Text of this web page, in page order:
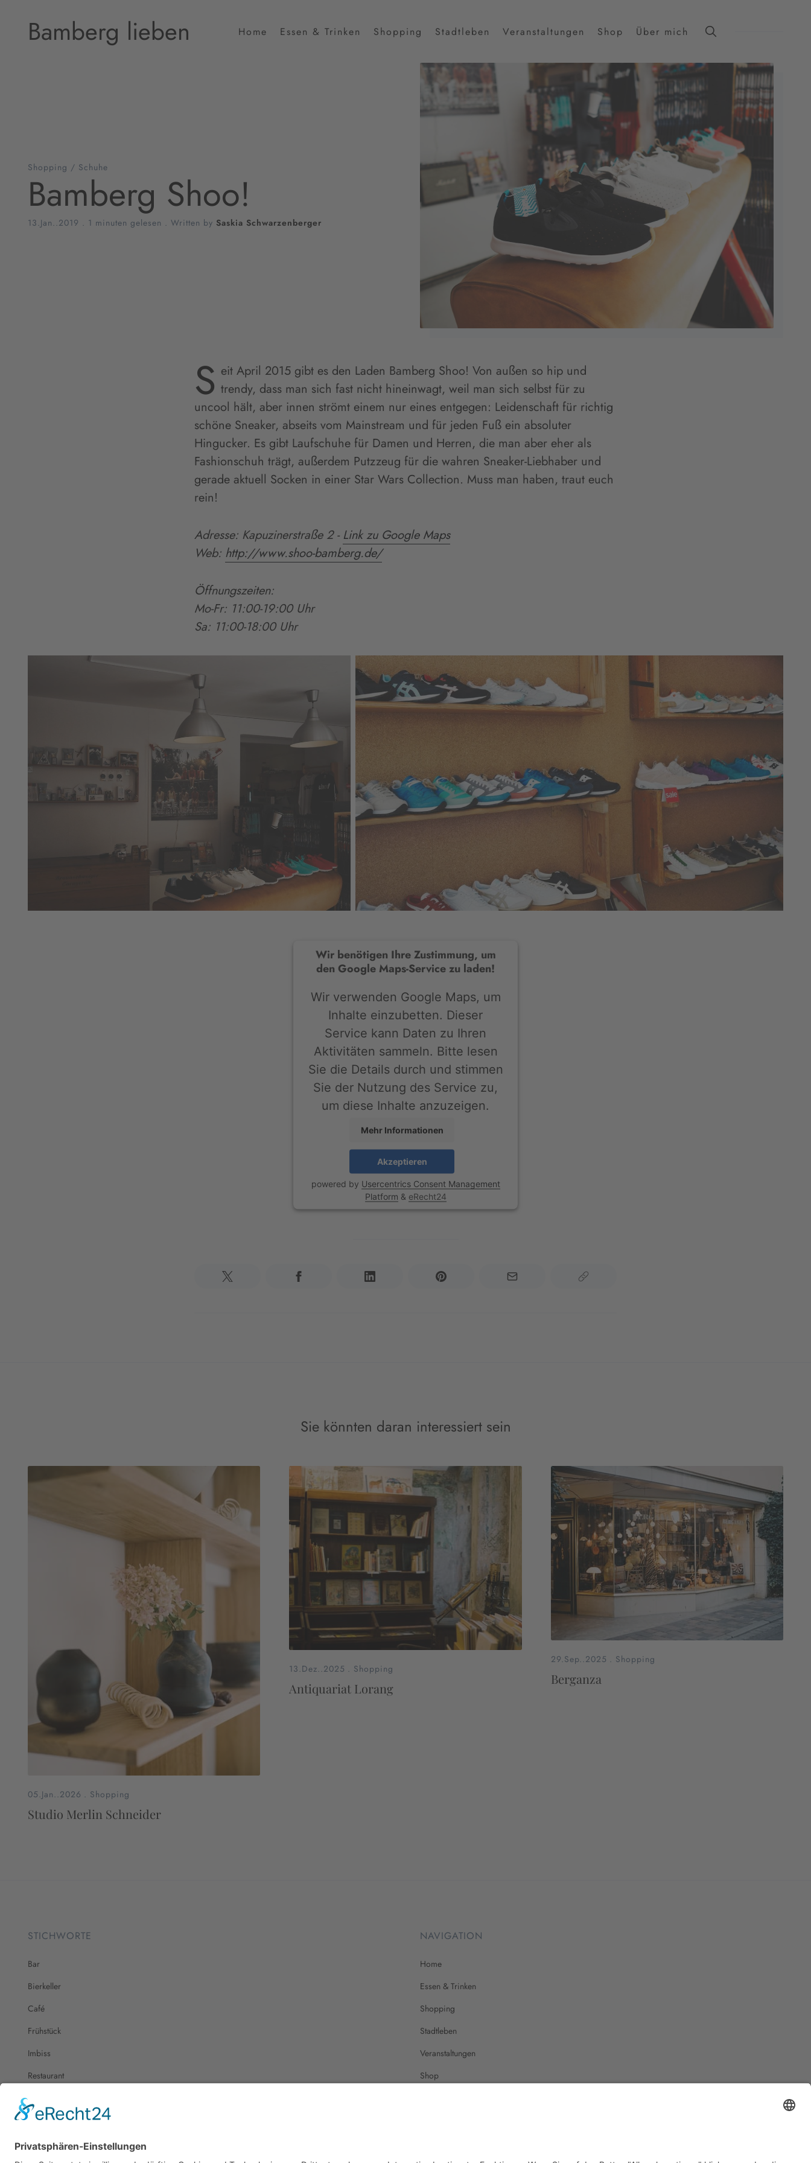
Bamberg lieben Home Essen & Trinken Shopping Stadtleben Veranstaltungen Shop Über mich
Shopping / Schuhe
Bamberg Shoo!
13.Jan..2019 . 1 minuten gelesen . Written by Saskia Schwarzenberger
S eit April 2015 gibt es den Laden Bamberg Shoo! Von außen so hip und
trendy, dass man sich fast nicht hineinwagt, weil man sich selbst für zu
uncool hält, aber innen strömt einem nur eines entgegen: Leidenschaft für richtig
schöne Sneaker, abseits vom Mainstream und für jeden Fuß ein absoluter
Hingucker. Es gibt Laufschuhe für Damen und Herren, die man aber eher als
Fashionschuh trägt, außerdem Putzzeug für die wahren Sneaker-Liebhaber und
gerade aktuell Socken in einer Star Wars Collection. Muss man haben, traut euch
rein!
Adresse: Kapuzinerstraße 2- Link zu Google Maps
Web: http://www.shoo-bamberg.de/
Öffnungszeiten:
Mo-Fr: 11:00-19:00 Uhr
Sa: 11:00-18:00 Uhr
Wir benötigen Ihre Zustimmung, um
den Google Maps-Service zu laden!
Wir verwenden Google Maps, um
Inhalte einzubetten. Dieser
Service kann Daten zu Ihren
Aktivitäten sammeln. Bitte lesen
Sie die Details durch und stimmen
Sie der Nutzung des Service zu,
um diese Inhalte anzuzeigen.
Mehr Informationen
Akzeptieren
powered by Usercentrics Consent Management
Platform & eRecht24
Sie könnten daran interessiert sein
05.Jan..2026 . Shopping
Studio Merlin Schneider
13.Dez..2025 . Shopping
Antiquariat Lorang
29.Sep..2025 . Shopping
Berganza
STICHWORTE
Bar
Bierkeller
Café
Frühstück
Imbiss
Restaurant
NAVIGATION
Home
Essen & Trinken
Shopping
Stadtleben
Veranstaltungen
Shop